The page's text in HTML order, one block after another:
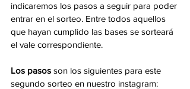
indicaremos los pasos a seguir para poder
entrar en el sorteo. Entre todos aquellos
que hayan cumplido las bases se sorteará
el vale correspondiente.
Los pasos son los siguientes para este
segundo sorteo en nuestro instagram: